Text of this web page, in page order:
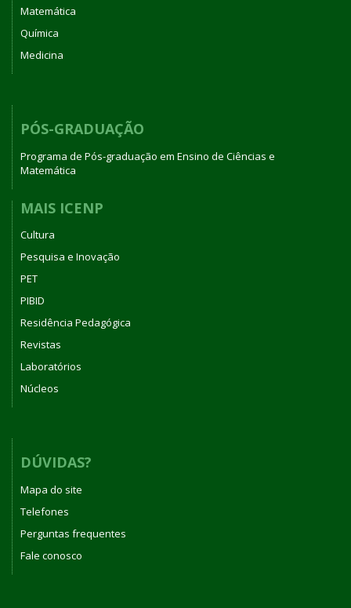
Matemática
Química
Medicina
PÓS-GRADUAÇÃO
Programa de Pós-graduação em Ensino de Ciências e
Matemática
MAIS ICENP
Cultura
Pesquisa e Inovação
PET
PIBID
Residência Pedagógica
Revistas
Laboratórios
Núcleos
DÚVIDAS?
Mapa do site
Telefones
Perguntas frequentes
Fale conosco